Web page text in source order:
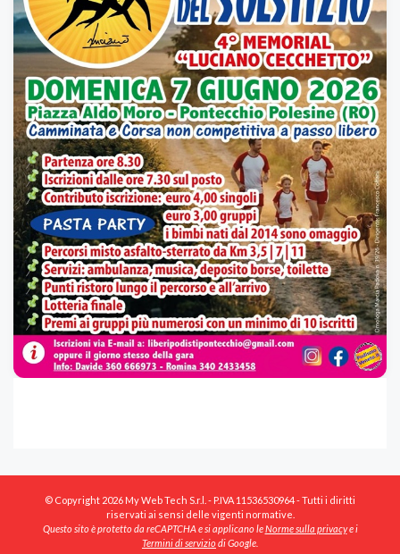
© Copyright 2026 My Web Tech S.r.l. - P.IVA 11536530964 - Tutti i diritti
riservati ai sensi delle vigenti normative.
Questo sito è protetto da reCAPTCHA e si applicano leNorme sulla privacye i
Termini di serviziodi Google.